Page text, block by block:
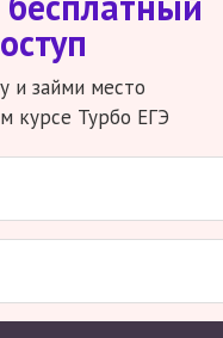
и займи место
курсе Турбо ЕГЭ